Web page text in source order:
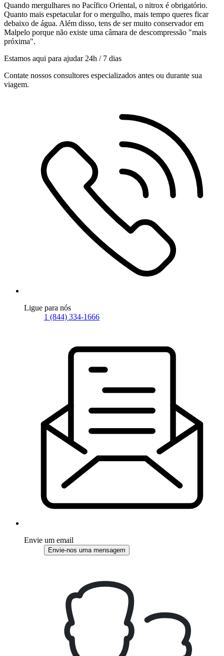
Quando mergulhares no Pacífico Oriental, o nitrox é obrigatório.
Quanto mais espetacular for o mergulho, mais tempo queres ficar
debaixo de água. Além disso, tens de ser muito conservador em
Malpelo porque não existe uma câmara de descompressão "mais
próxima".
Estamos aqui para ajudar 24h / 7 dias
Contate nossos consultores especializados antes ou durante sua
viagem.
Ligue para nós
1 (844) 334-1666
Envie um email
Envie-nos uma mensagem